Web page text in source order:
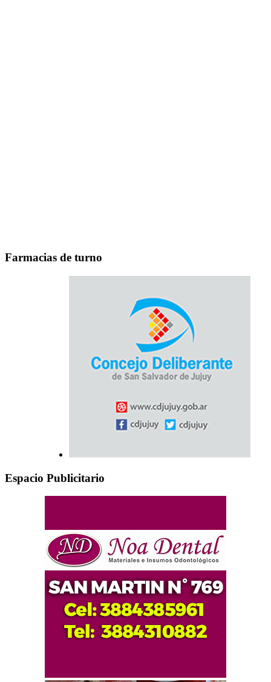
Farmacias de turno
Espacio Publicitario